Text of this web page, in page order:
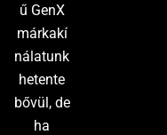
ű GenX
márkakí
nálatunk
hetente
bővül, de
ha